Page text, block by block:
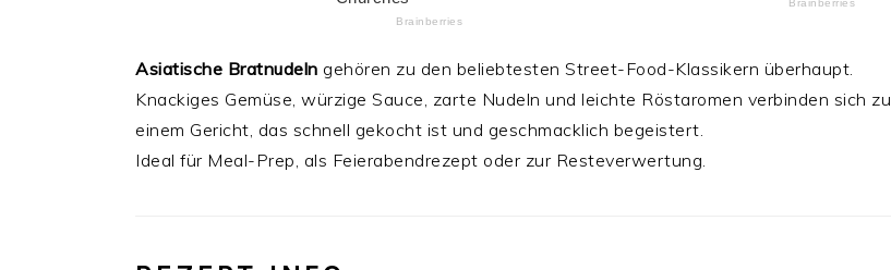
Asiatische Bratnudeln gehören zu den beliebtesten Street-Food-Klassikern überhaupt.
Knackiges Gemüse, würzige Sauce, zarte Nudeln und leichte Röstaromen verbinden sich zu
einem Gericht, das schnell gekocht ist und geschmacklich begeistert.
Ideal für Meal-Prep, als Feierabendrezept oder zur Resteverwertung.